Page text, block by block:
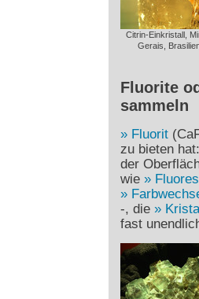
Citrin-Einkristall,
Gerais,
Fluorite
sammeln
Fluorit
zu bieten
der
wie
-, die
fast